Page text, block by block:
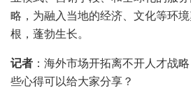
略，为融入当地的经济、文化等环
根，蓬勃生长。
记者 ：海外市场开拓离不开人才战
些心得可以给大家分享？